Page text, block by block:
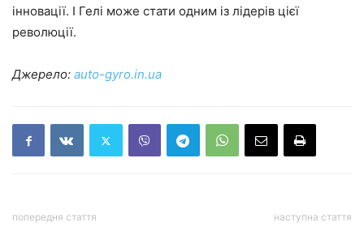
інновації. І Гелі може стати одним із лідерів цієї
революції.
Джерело: auto-gyro.in.ua
попередня стаття наступна стаття